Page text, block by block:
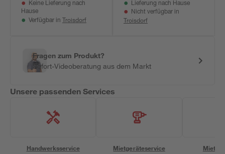
Keine Lieferung nach
Hause
Verfügbar in Troisdorf
Lieferung nach Hause
Nicht verfügbar in
Troisdorf
Fragen zum Produkt?
Sofort-Videoberatung aus dem Markt
Unsere passenden Services
Handwerksservice Mietgeräteservice